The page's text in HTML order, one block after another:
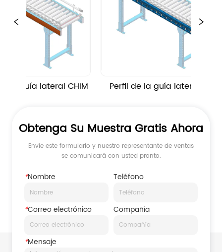
guía lateral CHIM Perfil de la guía lateral de
Obtenga Su Muestra Gratis Ahora
Envíe este formulario y nuestro representante de ventas
se comunicará con usted pronto.
*Nombre Teléfono
*Correo electrónico Compañía
*Mensaje